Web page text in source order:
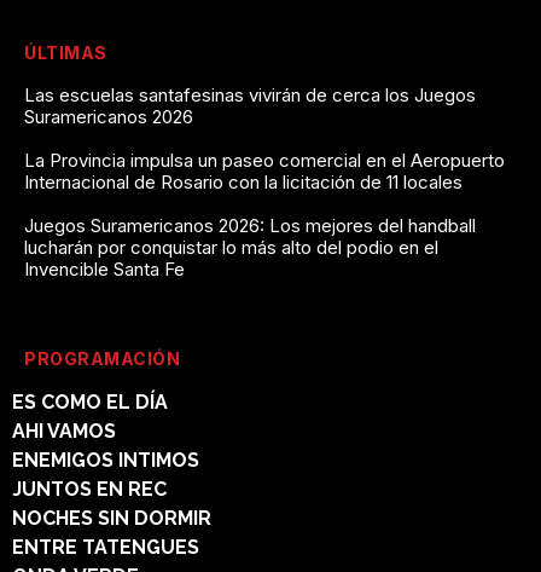
ÚLTIMAS
Las escuelas santafesinas vivirán de cerca los Juegos
Suramericanos 2026
La Provincia impulsa un paseo comercial en el Aeropuerto
Internacional de Rosario con la licitación de 11 locales
Juegos Suramericanos 2026: Los mejores del handball
lucharán por conquistar lo más alto del podio en el
Invencible Santa Fe
PROGRAMACIÓN
ES COMO EL DÍA
AHI VAMOS
ENEMIGOS INTIMOS
JUNTOS EN REC
NOCHES SIN DORMIR
ENTRE TATENGUES